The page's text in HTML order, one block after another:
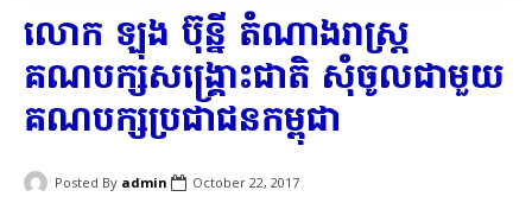
លោក ឡុង ប៊ុ​ន្នី តំណាងរាស្ត្រ​
គណបក្ស​សង្គ្រោះ​ជាតិ សុំចូល​ជាមួយ​
គណបក្ស​ប្រជាជន​កម្ពុជា​
Posted By admin October 22, 2017